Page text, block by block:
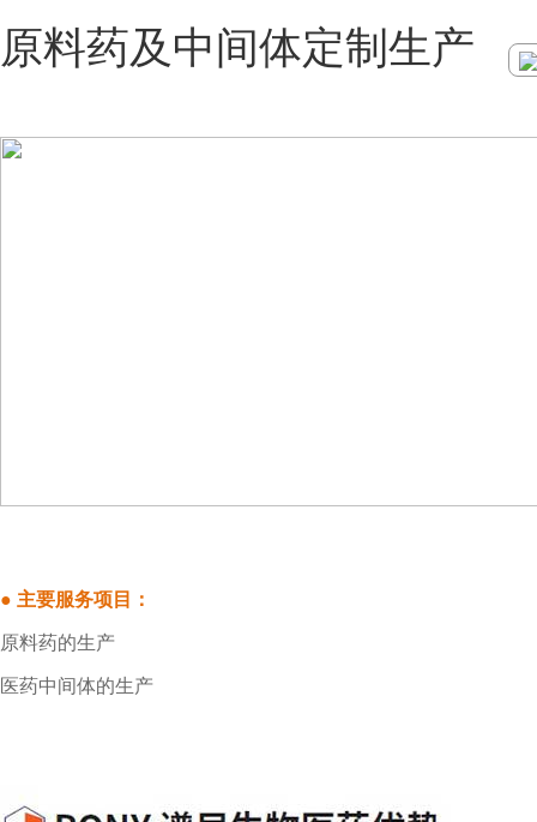
原料药及中间体定制生产
● 主要服务项目：
原料药的生产
医药中间体的生产